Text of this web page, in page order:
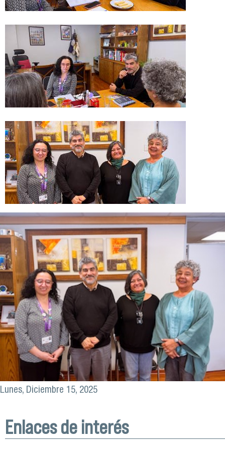
Lunes, Diciembre 15, 2025
Enlaces de interés